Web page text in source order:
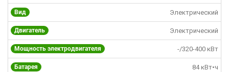
Вид Электрический
Двигатель Электрический
Мощность электродвигателя -/320-400 кВт
Батарея 84 кВт•ч